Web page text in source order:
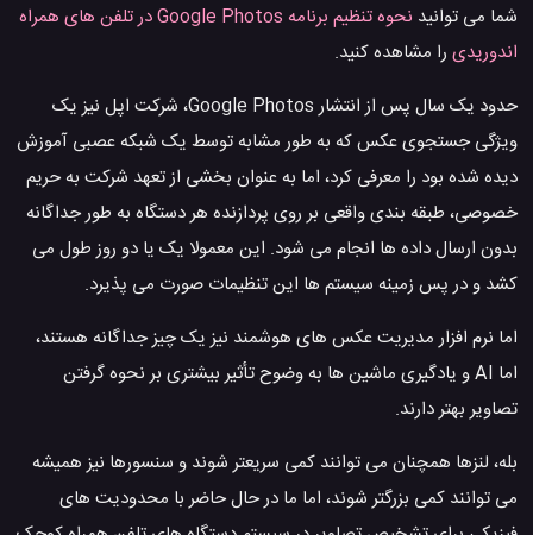
شما می توانید
نحوه تنظیم برنامه Google Photos در تلفن های همراه
اندوریدی را مشاهده کنید.
حدود یک سال پس از انتشار Google Photos، شرکت اپل نیز یک
ویژگی جستجوی عکس که به طور مشابه توسط یک شبکه عصبی آموزش
دیده شده بود را معرفی کرد، اما به عنوان بخشی از تعهد شرکت به حریم
خصوصی، طبقه بندی واقعی بر روی پردازنده هر دستگاه به طور جداگانه
بدون ارسال داده ها انجام می شود. این معمولا یک یا دو روز طول می
کشد و در پس زمینه سیستم ها این تنظیمات صورت می پذیرد.
اما نرم افزار مدیریت عکس های هوشمند نیز یک چیز جداگانه هستند،
اما AI و یادگیری ماشین ها به وضوح تأثیر بیشتری بر نحوه گرفتن
تصاویر بهتر دارند.
بله، لنزها همچنان می توانند کمی سریعتر شوند و سنسورها نیز همیشه
می توانند کمی بزرگتر شوند، اما ما در حال حاضر با محدودیت های